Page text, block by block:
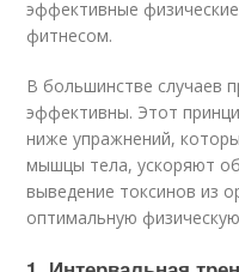
эффективные
фитнесом.
В большинстве случаев
эффективны. Этот
ниже упражнений,
мышцы тела, ускоряют
выведение токсинов из
оптимальную